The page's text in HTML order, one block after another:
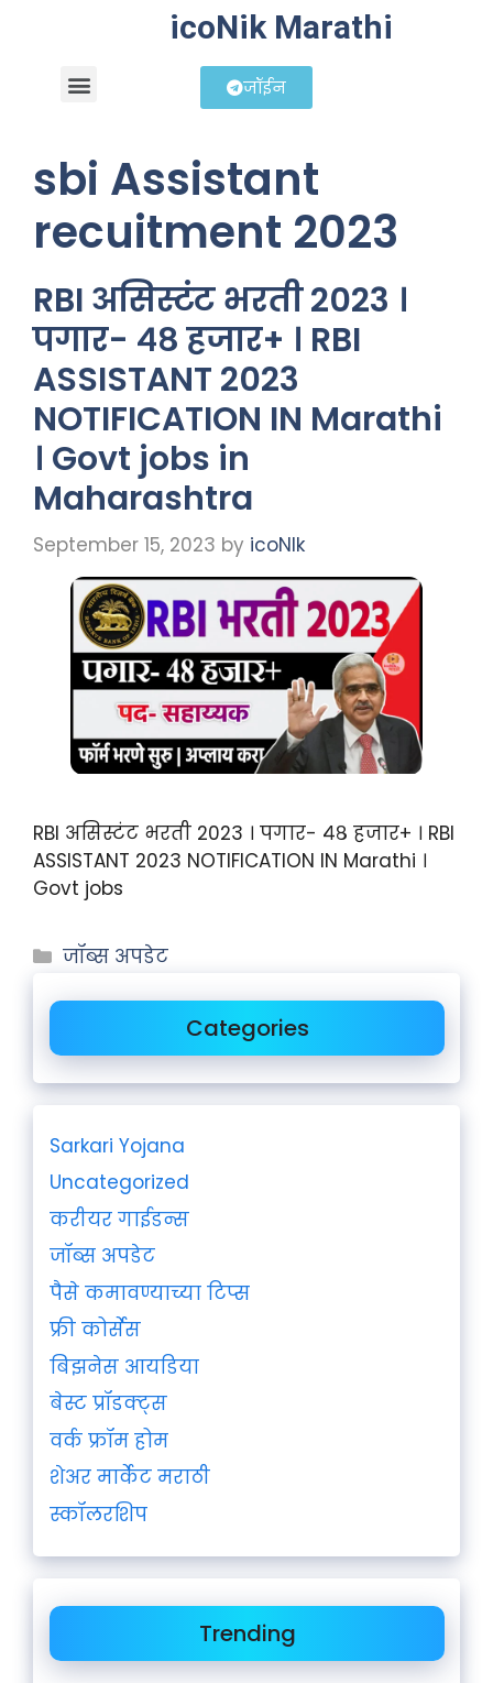
icoNik Marathi
जॉईन
sbi Assistant
recuitment 2023
RBI असिस्टंट भरती 2023 ।
पगार- ४८ हजार+ । RBI
ASSISTANT 2023
NOTIFICATION IN Marathi
। Govt jobs in
Maharashtra
September 15, 2023 by icoNIk
RBI असिस्टंट भरती 2023 । पगार- ४८ हजार+ । RBI
ASSISTANT 2023 NOTIFICATION IN Marathi ।
Govt jobs
जॉब्स अपडेट
Categories
Sarkari Yojana
Uncategorized
करीयर गाईडन्स
जॉब्स अपडेट
पैसे कमावण्याच्या टिप्स
फ्री कोर्सेस
बिझनेस आयडिया
बेस्ट प्रॉडक्ट्स
वर्क फ्रॉम होम
शेअर मार्केट मराठी
स्कॉलरशिप
Trending